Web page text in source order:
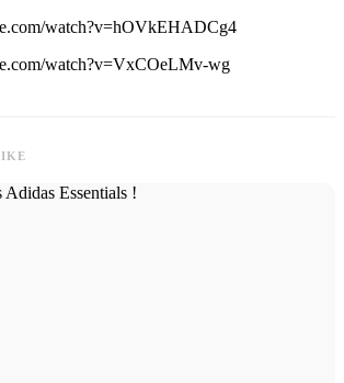
watch?v=hOVkEHADCg4
watch?v=VxCOeLMv-wg